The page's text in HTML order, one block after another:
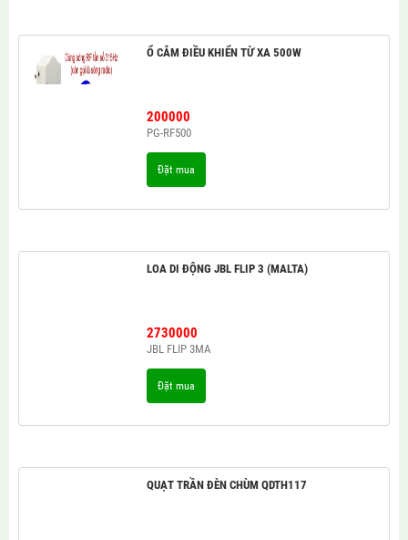
Ổ CẮM ĐIỀU KHIỂN TỪ XA 500W
200000
PG-RF500
Đặt mua
LOA DI ĐỘNG JBL FLIP 3 (MALTA)
2730000
JBL FLIP 3MA
Đặt mua
QUẠT TRẦN ĐÈN CHÙM QDTH117